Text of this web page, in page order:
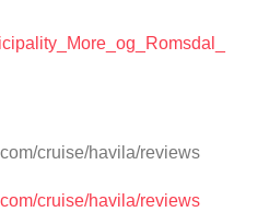
cruise/havila/reviews
cruise/havila/reviews